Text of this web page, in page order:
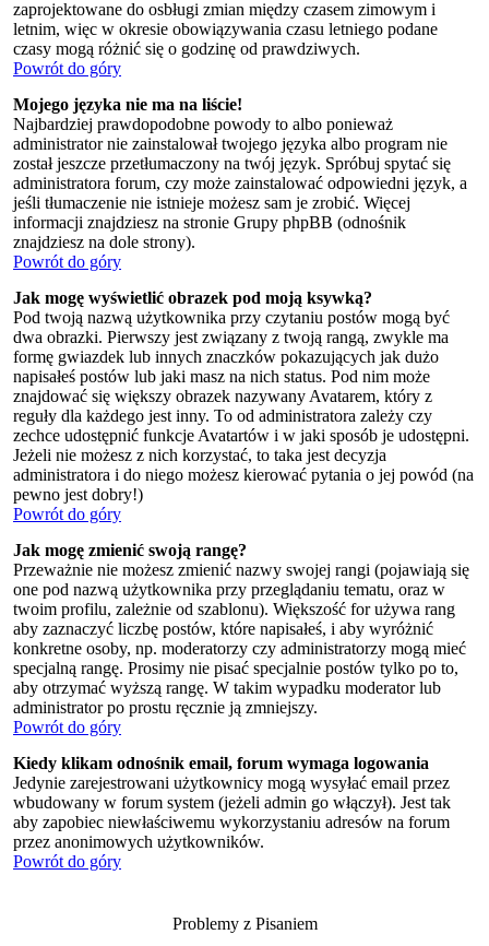
zaprojektowane do osbługi zmian między czasem zimowym i
letnim, więc w okresie obowiązywania czasu letniego podane
czasy mogą różnić się o godzinę od prawdziwych.
Powrót do góry
Mojego języka nie ma na liście!
Najbardziej prawdopodobne powody to albo ponieważ
administrator nie zainstalował twojego języka albo program nie
został jeszcze przetłumaczony na twój język. Spróbuj spytać się
administratora forum, czy może zainstalować odpowiedni język, a
jeśli tłumaczenie nie istnieje możesz sam je zrobić. Więcej
informacji znajdziesz na stronie Grupy phpBB (odnośnik
znajdziesz na dole strony).
Powrót do góry
Jak mogę wyświetlić obrazek pod moją ksywką?
Pod twoją nazwą użytkownika przy czytaniu postów mogą być
dwa obrazki. Pierwszy jest związany z twoją rangą, zwykle ma
formę gwiazdek lub innych znaczków pokazujących jak dużo
napisałeś postów lub jaki masz na nich status. Pod nim może
znajdować się większy obrazek nazywany Avatarem, który z
reguły dla każdego jest inny. To od administratora zależy czy
zechce udostępnić funkcje Avatartów i w jaki sposób je udostępni.
Jeżeli nie możesz z nich korzystać, to taka jest decyzja
administratora i do niego możesz kierować pytania o jej powód (na
pewno jest dobry!)
Powrót do góry
Jak mogę zmienić swoją rangę?
Przeważnie nie możesz zmienić nazwy swojej rangi (pojawiają się
one pod nazwą użytkownika przy przeglądaniu tematu, oraz w
twoim profilu, zależnie od szablonu). Większość for używa rang
aby zaznaczyć liczbę postów, które napisałeś, i aby wyróżnić
konkretne osoby, np. moderatorzy czy administratorzy mogą mieć
specjalną rangę. Prosimy nie pisać specjalnie postów tylko po to,
aby otrzymać wyższą rangę. W takim wypadku moderator lub
administrator po prostu ręcznie ją zmniejszy.
Powrót do góry
Kiedy klikam odnośnik email, forum wymaga logowania
Jedynie zarejestrowani użytkownicy mogą wysyłać email przez
wbudowany w forum system (jeżeli admin go włączył). Jest tak
aby zapobiec niewłaściwemu wykorzystaniu adresów na forum
przez anonimowych użytkowników.
Powrót do góry
Problemy z Pisaniem